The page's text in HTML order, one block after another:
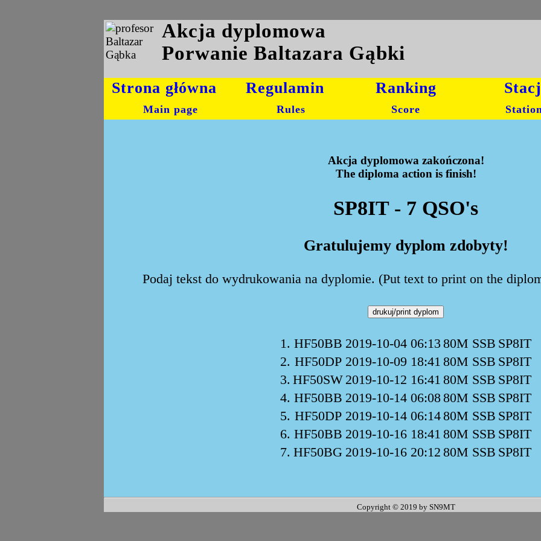
Akcja dyplomowa
Porwanie Baltazara Gąbki
Strona główna
Main page
Regulamin
Rules
Ranking
Score
Akcja dyplomowa zakończona!
The diploma action is finish!
SP8IT - 7 QSO's
Gratulujemy dyplom zdobyty!
Podaj tekst do wydrukowania na dyplomie. (Put text to print on the
1. HF50BB 2019-10-04 06:13 80M SSB SP8IT
2. HF50DP 2019-10-09 18:41 80M SSB SP8IT
3. HF50SW 2019-10-12 16:41 80M SSB SP8IT
4. HF50BB 2019-10-14 06:0880M SSB SP8IT
5. HF50DP 2019-10-14 06:1480M SSB SP8IT
6. HF50BB 2019-10-16 18:41 80M SSB SP8IT
7. HF50BG 2019-10-16 20:12 80M SSB SP8IT
Copyright © 2019 by SN9MT